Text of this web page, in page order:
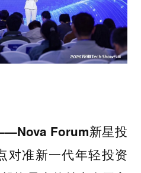
Forum新星投
对准新一代年轻投资